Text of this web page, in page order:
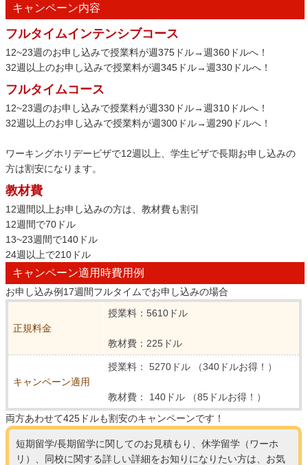
キャンペーン内容
フルタイムインテンシブコース
12~23週のお申し込みで授業料が週375ドル→週360ドルへ！
32週以上のお申し込みで授業料が週345ドル→週330ドルへ！
フルタイムコース
12~23週のお申し込みで授業料が週330ドル→週310ドルへ！
32週以上のお申し込みで授業料が週300ドル→週290ドルへ！
ワーキングホリデービザで12週以上、学生ビザで長期お申し込みの
方は割安になります。
教材費
12週間以上お申し込みの方は、教材費も割引
12週間で70ドル
13~23週間で140ドル
24週以上で210ドル
キャンペーン適用時費用例
お申し込み例17週間フルタイムでお申し込みの場合
正規料金
授業料：5610ドル
教材費：225ドル
キャンペーン適用
授業料： 5270ドル （340ドルお得！）
教材費： 140ドル （85ドルお得！）
両方あわせて425ドルも割安のキャンペーンです！
短期留学/長期留学に関してのお見積もり、休学留学（ワーホ
リ）、同校に関する詳しい詳細をお知りになりたい方は、お気